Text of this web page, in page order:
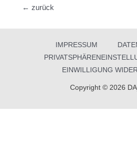
Beitragsnavigation
← zurück
IMPRESSUM
EINWILLIGUNG
Copyright © 2026